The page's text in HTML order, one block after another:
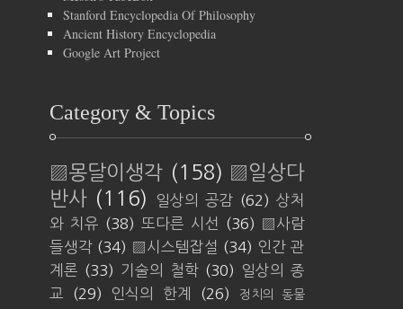
Stanford Encyclopedia Of Philosophy
Ancient History Encyclopedia
Google Art Project
Category & Topics
▨몽달이생각 (158) ▨일상다
반사 (116) 일상의 공감 (62) 상처
와 치유 (38) 또다른 시선 (36)
▨사람
들생각 (34) ▨시스템잡설 (34) 인간 관
계론 (33) 기술의 철학 (30)
일상의 종
교
(29) 인식의 한계 (26)
정치의 동물